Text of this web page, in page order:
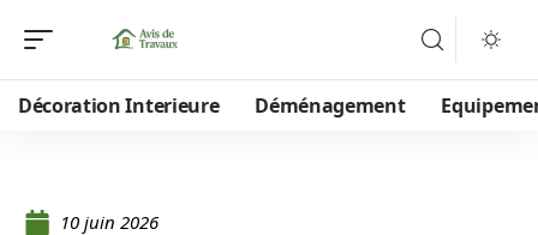
Décoration Interieure Déménagement
10 juin 2026